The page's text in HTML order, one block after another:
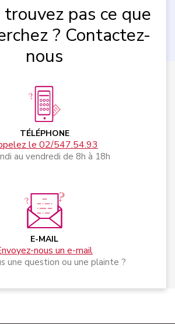
pas ce que
? Contactez-
nous
TÉLÉPHONE
le 02/547.54.93
au vendredi de 8h à 18h
E-MAIL
nous un e-mail
une question ou une plainte ?